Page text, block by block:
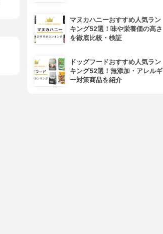
マヌカハニーおすすめ人気ラン
キング52選！味や栄養価の高さ
を徹底比較・検証
ドッグフードおすすめ人気ラン
キング52選！無添加・アレルギ
ー対策商品を紹介